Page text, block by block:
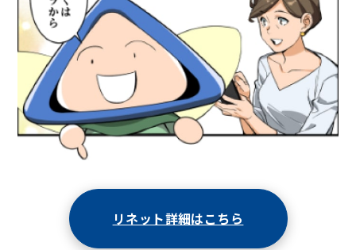
リネット詳細はこちら